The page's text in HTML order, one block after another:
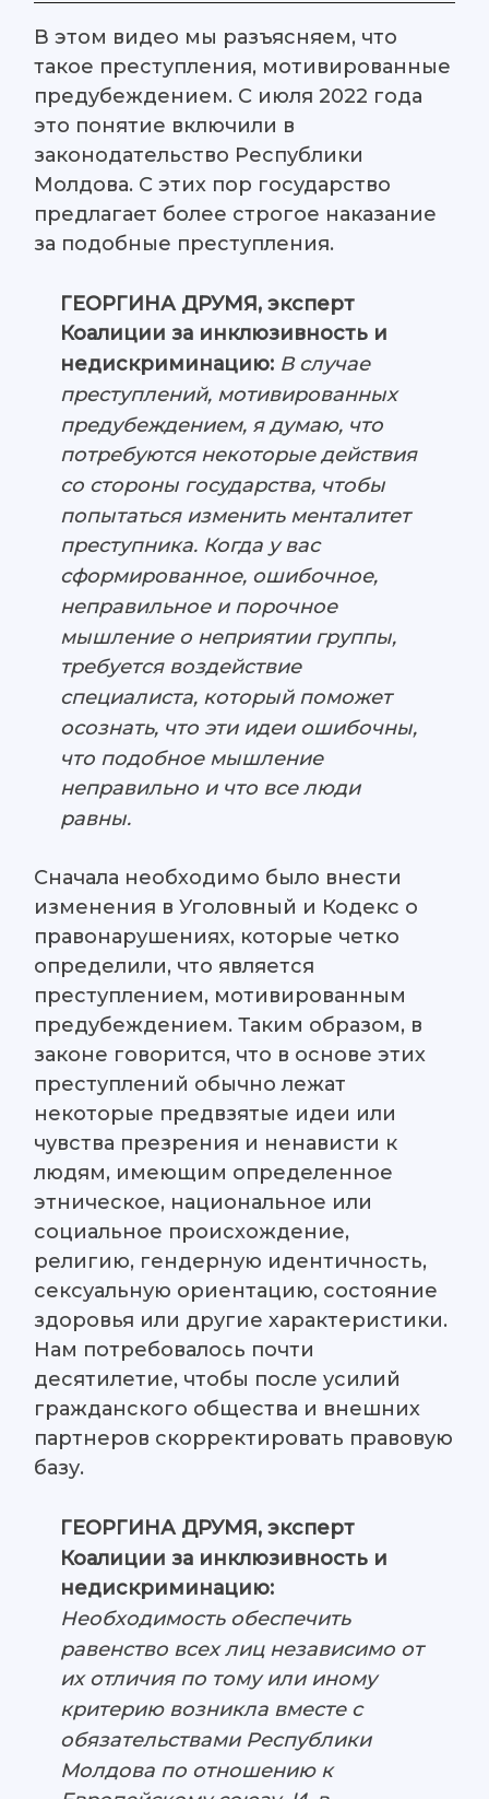
В этом видео мы разъясняем, что
такое преступления, мотивированные
предубеждением. С июля 2022 года
это понятие включили в
законодательство Республики
Молдова. С этих пор государство
предлагает более строгое наказание
за подобные преступления.
ГЕОРГИНА ДРУМЯ, эксперт
Коалиции за инклюзивность и
недискриминацию: В случае
преступлений, мотивированных
предубеждением, я думаю, что
потребуются некоторые действия
со стороны государства, чтобы
попытаться изменить менталитет
преступника. Когда у вас
сформированное, ошибочное,
неправильное и порочное
мышление о неприятии группы,
требуется воздействие
специалиста, который поможет
осознать, что эти идеи ошибочны,
что подобное мышление
неправильно и что все люди
равны.
Сначала необходимо было внести
изменения в Уголовный и Кодекс о
правонарушениях, которые четко
определили, что является
преступлением, мотивированным
предубеждением. Таким образом, в
законе говорится, что в основе этих
преступлений обычно лежат
некоторые предвзятые идеи или
чувства презрения и ненависти к
людям, имеющим определенное
этническое, национальное или
социальное происхождение,
религию, гендерную идентичность,
сексуальную ориентацию, состояние
здоровья или другие характеристики.
Нам потребовалось почти
десятилетие, чтобы после усилий
гражданского общества и внешних
партнеров скорректировать правовую
базу.
ГЕОРГИНА ДРУМЯ, эксперт
Коалиции за инклюзивность и
недискриминацию:
Необходимость обеспечить
равенство всех лиц независимо от
их отличия по тому или иному
критерию возникла вместе с
обязательствами Республики
Молдова по отношению к